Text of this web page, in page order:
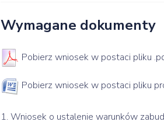
Wymagane dokumenty
Pobierz wniosek w postaci pliku
Pobierz wniosek w postaci pliku
1. Wniosek o ustalenie warunków